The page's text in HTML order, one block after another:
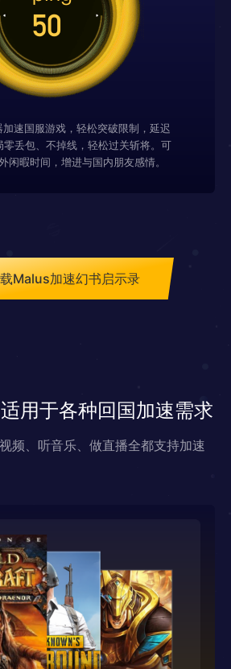
速国服游戏，轻松突破限制，延迟
零丢包、不掉线，轻松过关斩将。可
闲暇时间，增进与国内朋友感情。
Malus加速幻书启示录
用于各种回国加速需求
频、听音乐、做直播全都支持加速